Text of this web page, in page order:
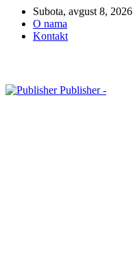
Subota, avgust 8, 2026
O nama
Kontakt
Publisher -